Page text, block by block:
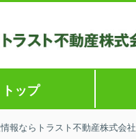
トップ
報ならトラスト不動産株式会社